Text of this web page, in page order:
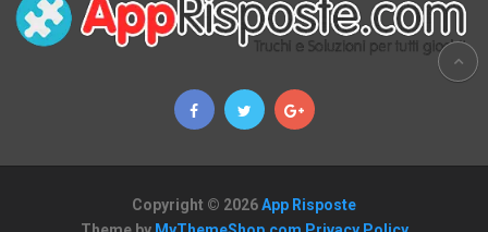
Copyright © 2026App Risposte